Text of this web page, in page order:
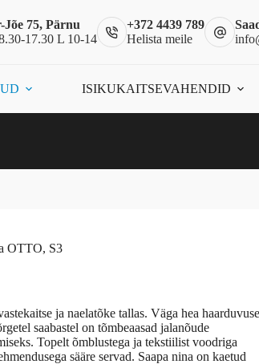
Jõe 75, Pärnu
17.30 L 10-14
+372 4439 789
Helista meile
ISIKUKAITSEVAHENDID
OTTO, S3
ja naelatõke tallas. Väga hea
saabastel on tõmbeaasad jalanõude
Topelt õmblustega ja tekstiilist voodriga
sääre servad. Saapa nina on kaetud